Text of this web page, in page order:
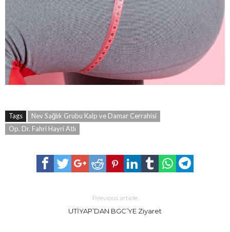
Tags
Nev Sağlık Grubu Kalp ve Damar Cerrahisi
Op. Dr. Fahri Hayri Atlı
Previous article
UTİYAP’DAN BGC’YE Ziyaret